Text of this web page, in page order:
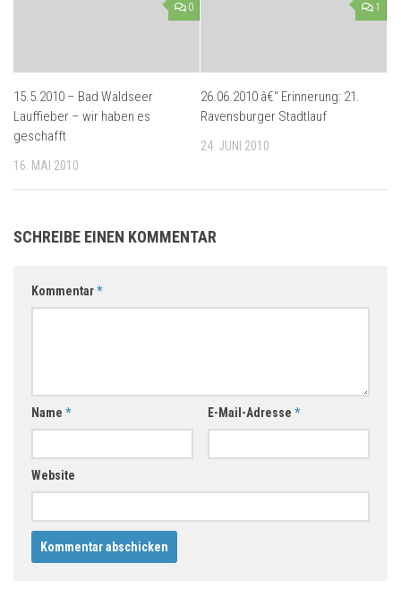
0
15.5.2010 – Bad Waldseer
Lauffieber – wir haben es
geschafft
16. MAI 2010
1
26.06.2010 â€“ Erinnerung: 21.
Ravensburger Stadtlauf
24. JUNI 2010
SCHREIBE EINEN KOMMENTAR
Kommentar*
Name * E-Mail-Adresse *
Website